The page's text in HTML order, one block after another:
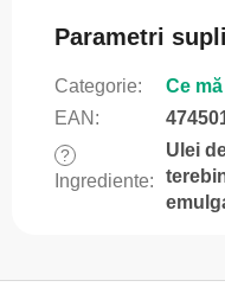
Parametri
Categorie:
Ce
EAN :
?
Ingrediente:
Ulei